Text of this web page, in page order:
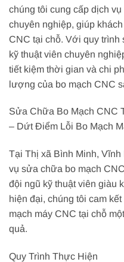
chúng tôi cung cấp dịch
chuyên nghiệp, giúp
CNC tại chỗ. Với quy
kỹ thuật viên chuyên
tiết kiệm thời gian và chi
lượng của bo mạch CNC
Sửa Chữa Bo Mạch CNC
– Dứt Điểm Lỗi Bo Mạch
Tại Thị xã Bình Minh,
vụ sửa chữa bo mạch
đội ngũ kỹ thuật viên giàu
hiện đại, chúng tôi cam
mạch máy CNC tại chỗ
quả.
Quy Trình Thực Hiện